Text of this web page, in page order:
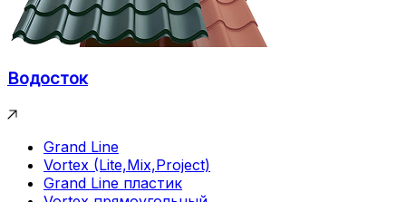
Водосток
Grand Line
Vortex (Lite,Mix,Project)
Grand Line пластик